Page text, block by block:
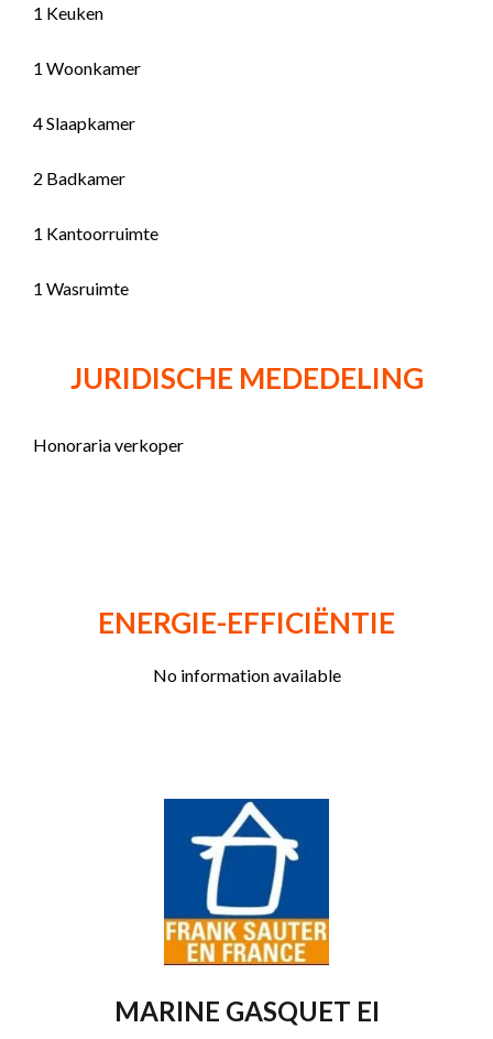
1 Keuken
1 Woonkamer
4 Slaapkamer
2 Badkamer
1 Kantoorruimte
1 Wasruimte
JURIDISCHE MEDEDELING
Honoraria verkoper
ENERGIE-EFFICIËNTIE
No information available
MARINE GASQUET EI